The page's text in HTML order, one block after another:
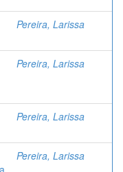
Pereira, Larissa
Pereira, Larissa
Pereira, Larissa
Pereira, Larissa